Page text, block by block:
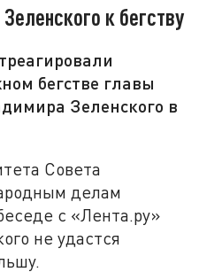
к бегству
бегстве главы
Зеленского в
Совета
делам
с «Лента.ру»
не удастся